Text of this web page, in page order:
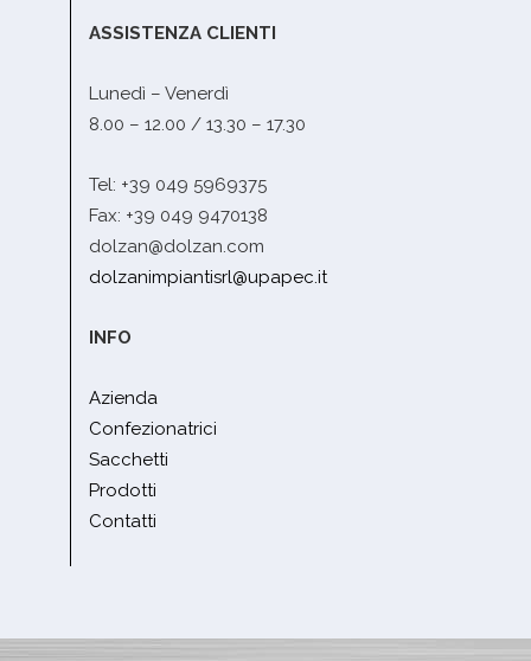
ASSISTENZA CLIENTI
Lunedì – Venerdì
8.00 – 12.00 / 13.30 – 17.30
Tel: +39 049 5969375
Fax: +39 049 9470138
dolzan@dolzan.com
dolzanimpiantisrl@upapec.it
INFO
Azienda
Confezionatrici
Sacchetti
Prodotti
Contatti